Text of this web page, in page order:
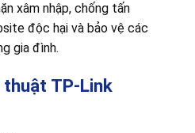
xâm nhập, chống tấn
độc hại và bảo vệ các
gia đình.
TP-Link